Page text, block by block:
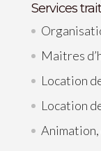
Services
Maitres
Location
Location